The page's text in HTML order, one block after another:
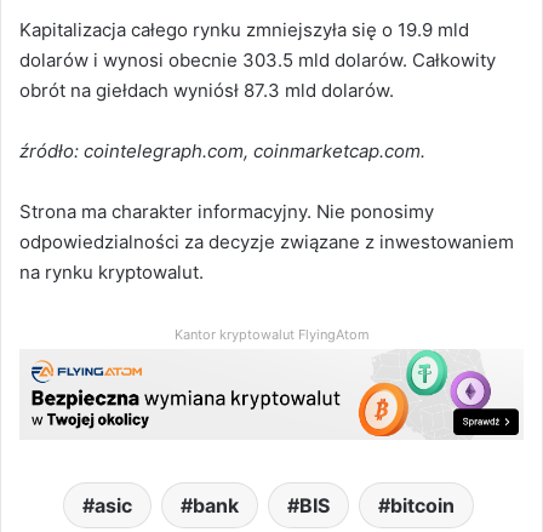
Kapitalizacja całego rynku zmniejszyła się o 19.9 mld
dolarów i wynosi obecnie 303.5 mld dolarów. Całkowity
obrót na giełdach wyniósł 87.3 mld dolarów.
źródło: cointelegraph.com, coinmarketcap.com.
Strona ma charakter informacyjny. Nie ponosimy
odpowiedzialności za decyzje związane z inwestowaniem
na rynku kryptowalut.
Kantor kryptowalut FlyingAtom
asic bank BIS bitcoin